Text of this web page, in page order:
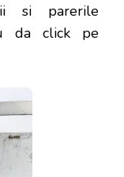
si parerile
da click pe